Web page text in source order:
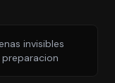
invisibles